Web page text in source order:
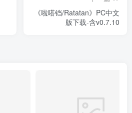
《啦嗒铛/Ratatan》PC中文
版下载-含v0.7.10